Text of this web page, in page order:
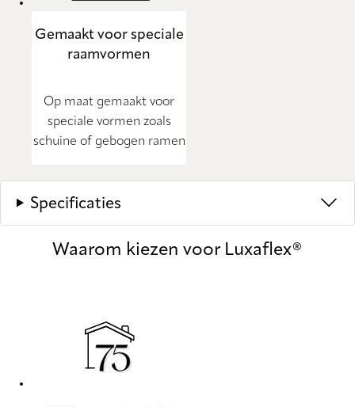
Gemaakt voor speciale
raamvormen
Op maat gemaakt voor
speciale vormen zoals
schuine of gebogen ramen
Specificaties
Waarom kiezen voor Luxaflex®